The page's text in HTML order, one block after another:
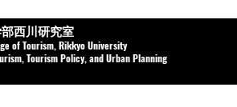
西川研究室
of Tourism, Rikkyo University
Tourism Policy, and Urban Planning